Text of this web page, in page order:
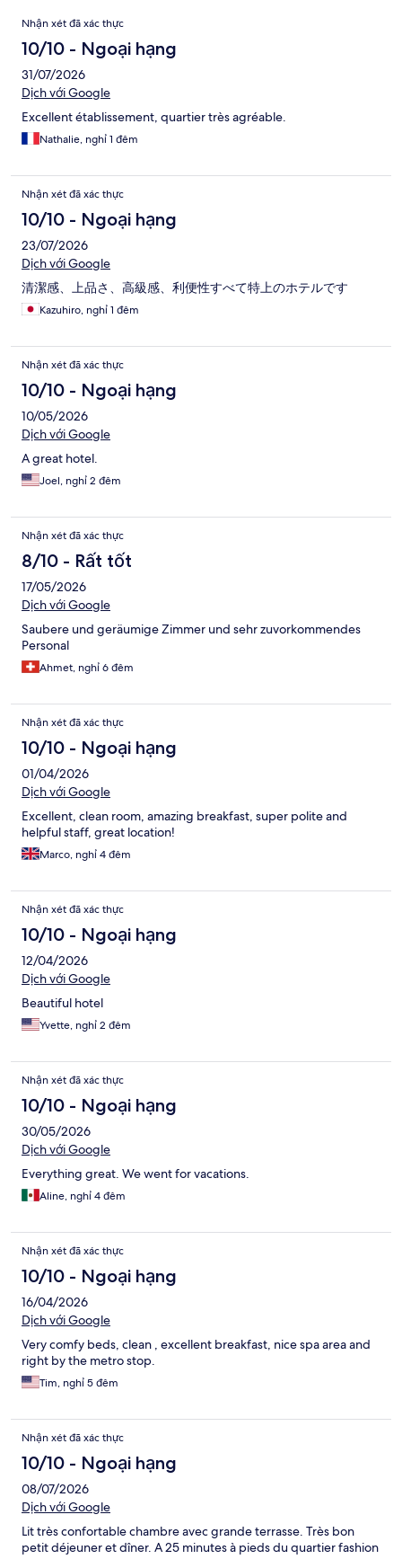
Nhận
xét
Nhận xét đã xác thực
10/10 - Ngoại hạng
31/07/2026
Dịch với Google
Excellent établissement, quartier très agréable.
Nathalie, nghỉ 1 đêm
Nhận xét đã xác thực
10/10 - Ngoại hạng
23/07/2026
Dịch với Google
清潔感、上品さ、高級感、利便性すべて特上のホテルです
Kazuhiro, nghỉ 1 đêm
Nhận xét đã xác thực
10/10 - Ngoại hạng
10/05/2026
Dịch với Google
A great hotel.
Joel, nghỉ 2 đêm
Nhận xét đã xác thực
8/10 - Rất tốt
17/05/2026
Dịch với Google
Saubere und geräumige Zimmer und sehr zuvorkommendes
Personal
Ahmet, nghỉ 6 đêm
Nhận xét đã xác thực
10/10 - Ngoại hạng
01/04/2026
Dịch với Google
Excellent, clean room, amazing breakfast, super polite and
helpful staff, great location!
Marco, nghỉ 4 đêm
Nhận xét đã xác thực
10/10 - Ngoại hạng
12/04/2026
Dịch với Google
Beautiful hotel
Yvette, nghỉ 2 đêm
Nhận xét đã xác thực
10/10 - Ngoại hạng
30/05/2026
Dịch với Google
Everything great. We went for vacations.
Aline, nghỉ 4 đêm
Nhận xét đã xác thực
10/10 - Ngoại hạng
16/04/2026
Dịch với Google
Very comfy beds, clean , excellent breakfast, nice spa area and
right by the metro stop.
Tim, nghỉ 5 đêm
Nhận xét đã xác thực
10/10 - Ngoại hạng
08/07/2026
Dịch với Google
Lit très confortable chambre avec grande terrasse. Très bon
petit déjeuner et dîner. A 25 minutes à pieds du quartier fashion